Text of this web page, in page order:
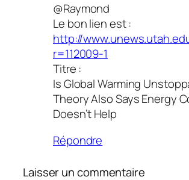
@Raymond
Le bon lien est :
http://
r=112009-1
Titre :
Is Global Warming
Theory Also Says Energy
Doesn’t Help
Répondre
Laisser un commentaire